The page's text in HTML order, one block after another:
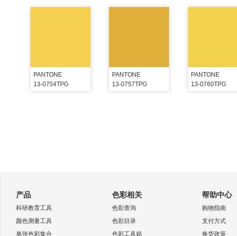
PANTONE
13-0754TPG
PANTONE
13-0757TPG
PANTONE
13-0760TPG
产品
科研教育工具
颜色测量工具
单张色彩集合
色彩相关
色彩查询
色彩目录
色彩工具箱
帮助中心
购物指南
支付方式
换货政策